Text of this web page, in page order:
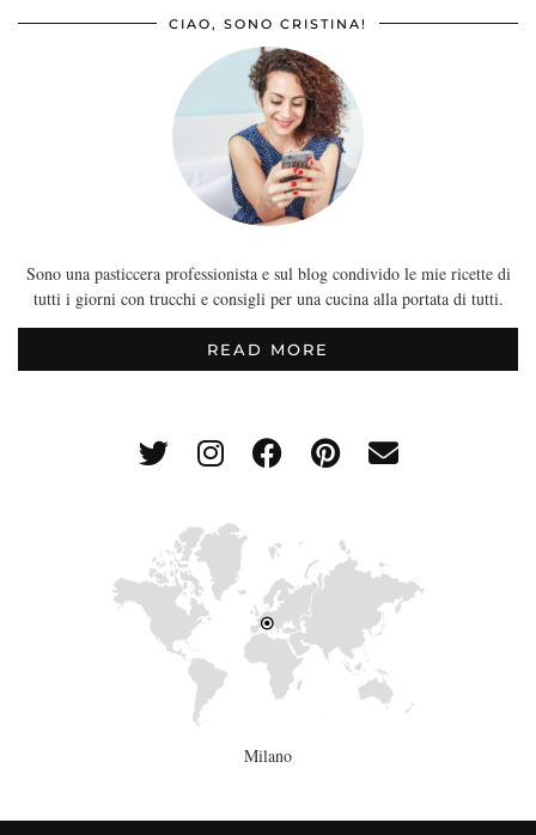
CIAO, SONO CRISTINA!
Sono una pasticcera professionista e sul blog condivido le mie ricette di
tutti i giorni con trucchi e consigli per una cucina alla portata di tutti.
READ MORE
Milano